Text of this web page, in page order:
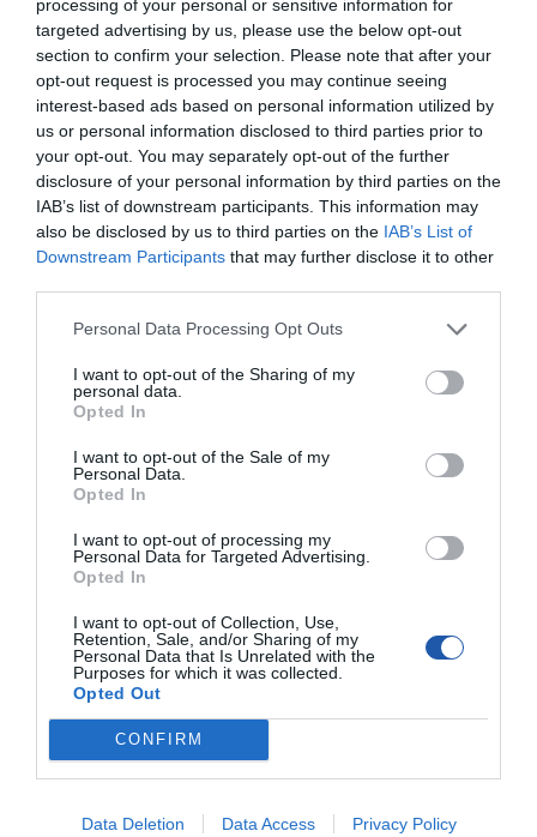
processing of your personal or sensitive information for
targeted advertising by us, please use the below opt-out
section to confirm your selection. Please note that after your
opt-out request is processed you may continue seeing
interest-based ads based on personal information utilized by
us or personal information disclosed to third parties prior to
your opt-out. You may separately opt-out of the further
disclosure of your personal information by third parties on the
IAB’s list of downstream participants. This information may
also be disclosed by us to third parties on the IAB’s List of
Downstream Participants that may further disclose it to other
Personal Data Processing Opt Outs
I want to opt-out of the Sharing of my
personal data.
Opted In
I want to opt-out of the Sale of my
Personal Data.
Opted In
I want to opt-out of processing my
Personal Data for Targeted Advertising.
Opted In
I want to opt-out of Collection, Use,
Retention, Sale, and/or Sharing of my
Personal Data that Is Unrelated with the
Purposes for which it was collected.
Opted Out
CONFIRM
Data Deletion Data Access Privacy Policy
wchłania atrament głęboko pod powierzchnię, dzięki czemu
zapobiega pozostawaniu resztek na powierzchni. Efekt: druk
szybkoschnących zdjęć.
Nośnik
Rodzaj nośnika
Wykończenie
Półbłyszcząca satyna
Rozmiary
nośników
101,6 x 152,4 mm
Ilość w zestawie 50 arkusz(-y)
Gramatura
nośnika
260 g/m²
Informacja o kompatybilnosci
Kompatybilne z
Canon BJ-10, 10 EX, 10 SX, 130, 20, 200,
200E, 230, 30, 300, 330, 5, 80, W3000, W3050,
5000, 5100, 55, 5500, 600, 600 E, 6000 N, 610,
6100, 620, 6200, 6500, 70, 7000, 7100, 800,
9100, 950, 965, 990, 9900, 9950 Canon
imagePROGRAF iPF500, iPF5000, IPF600,
iPF700, iPF9000 Canon MultiPASS 1000, C10,
C100, C20, C30, C50, C530, C635, C70, C75,
iP1200, iP1300, iP1500, iP1600, iP1600
Brockhaus, iP1700, iP1800, iP1880, iP1900,
iP2000, iP2200, iP2500, iP2600, iP2700,
iP4850, iP5000, iP5200, iP5200R, iP5300,